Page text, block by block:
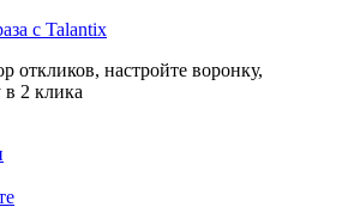
с Talantix
откликов, настройте воронку,
в 2 клика